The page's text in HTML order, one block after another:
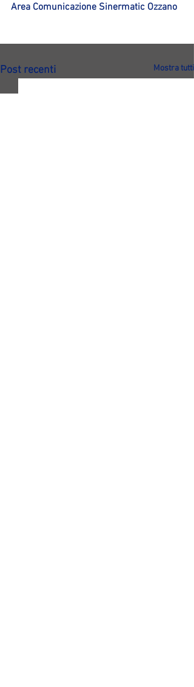
Area Comunicazione Sinermatic Ozzano
Post recenti Mostra tutti